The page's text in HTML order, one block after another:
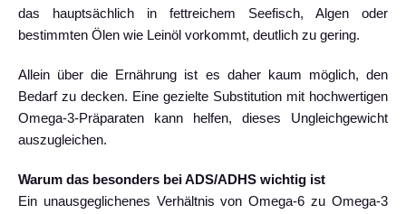
das hauptsächlich in fettreichem Seefisch, Algen oder
bestimmten Ölen wie Leinöl vorkommt, deutlich zu gering.
Allein über die Ernährung ist es daher kaum möglich, den
Bedarf zu decken. Eine gezielte Substitution mit hochwertigen
Omega-3-Präparaten kann helfen, dieses Ungleichgewicht
auszugleichen.
Warum das besonders bei ADS/ADHS wichtig ist
Ein unausgeglichenes Verhältnis von Omega-6 zu Omega-3